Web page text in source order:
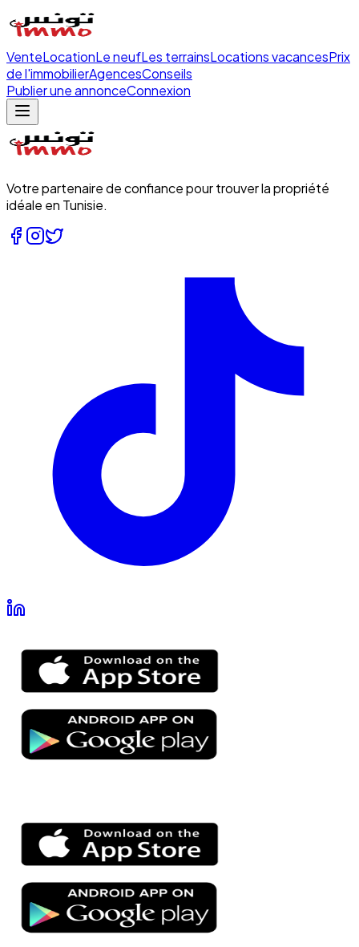
VenteLocationLe neufLes terrainsLocations vacancesPrix
de l'immobilierAgencesConseils
Publier une annonceConnexion
Votre partenaire de confiance pour trouver la propriété
idéale en Tunisie.